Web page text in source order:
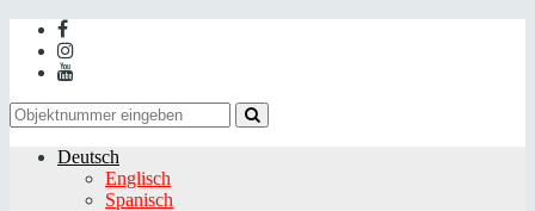
Deutsch
Englisch
Spanisch